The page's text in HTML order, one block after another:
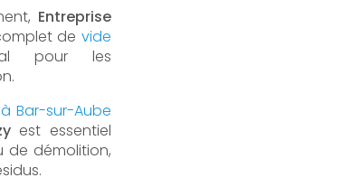
Entreprise
de vide
pour les
Bar-sur-Aube
est essentiel
de démolition,